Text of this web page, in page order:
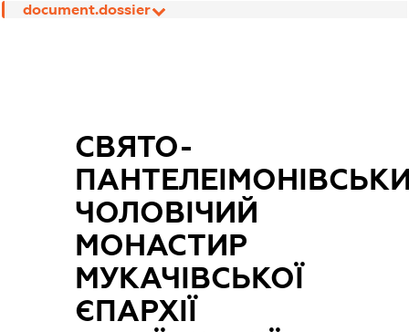
document.dossier
СВЯТО-
ЧОЛОВІЧИЙ
МОНАСТИР
МУКАЧІВСЬКОЇ
ЄПАРХІЇ